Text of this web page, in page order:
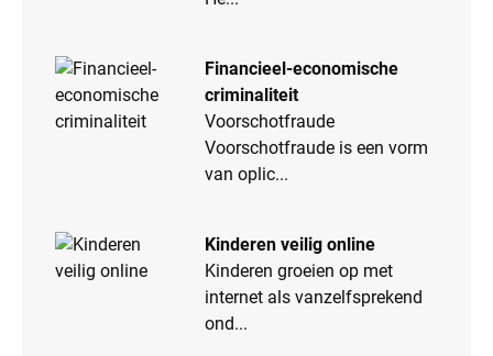
Financieel-economische
criminaliteit
Voorschotfraude
Voorschotfraude is een vorm
van oplic...
Kinderen veilig online
Kinderen groeien op met
internet als vanzelfsprekend
ond...